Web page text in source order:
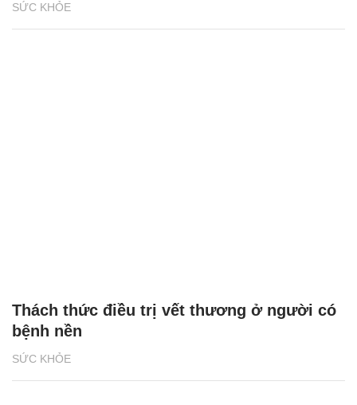
SỨC KHỎE
SỨC KHỎE
Thách thức điều trị vết thương ở người có
bệnh nền